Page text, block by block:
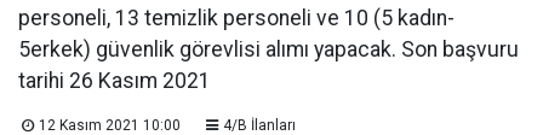
personeli, 13 temizlik personeli ve 10 (5 kadın-
5erkek) güvenlik görevlisi alımı yapacak. Son başvuru
tarihi 26 Kasım 2021
12 Kasım 2021 10:00 4/B İlanları